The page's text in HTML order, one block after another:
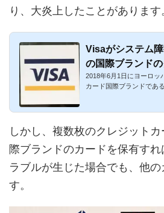
り、大炎上したことがあります
Visaがシステム
の国際ブランド
有がベスト！
2018年6月1日にヨーロッ
カード国際ブランドであ
しかし、複数枚のクレジット
際ブランドのカードを保有す
ラブルが生じた場合でも、他
す。